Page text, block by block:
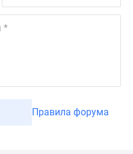
Правила форума